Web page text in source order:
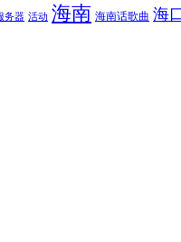
务器 活动 海南 海南话歌曲 海